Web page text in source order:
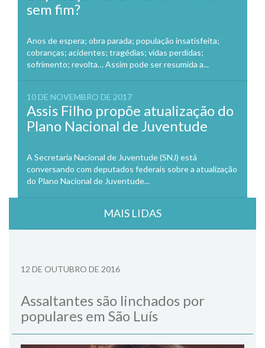
sem fim?
Anos de espera; obra parada; população insatisfeita;
cobranças; acidentes; tragédias; vidas perdidas;
sofrimento; revolta… Assim pode ser resumida a...
10 DE NOVEMBRO DE 2017
Assis Filho propõe atualização do
Plano Nacional de Juventude
A Secretaria Nacional de Juventude (SNJ) está
conversando com deputados federais sobre a atualização
do Plano Nacional de Juventude...
MAIS LIDAS
12 DE OUTUBRO DE 2016
Assaltantes são linchados por
populares em São Luís